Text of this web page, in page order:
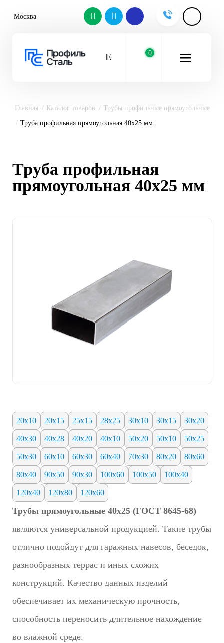
Москва
0
Главная Каталог товаров
Трубы профильные прямоугольные
Труба профильная прямоугольная 40х25 мм
Труба профильная
прямоугольная 40х25 мм
20х10 20х15 25х15 28х25 30х10 30х15 30х20
40х30 40х28 40х20 40х10 50х20 50х10 50х25
50х30 60х10 60х30 60х40 70х30 80х20 80х60
80х40 90x50 90х30 100х60 100х50 100х40
120х40 120х80 120х60
Трубы прямоугольные 40х25 (ГОСТ 8645-68)
являются универсальной продукцией. Такие трубы
отлично подойдут для гаражных навесов, беседок,
разнообразных террас и иных схожих
конструкций. Качество данных изделий
обеспечивает их механическую прочность,
способность переносить длительное нахождение
во влажной среде.